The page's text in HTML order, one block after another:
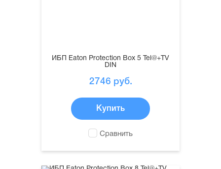
ИБП Eaton Protection Box 5 Tel@+TV
DIN
2746 руб.
Купить
Сравнить